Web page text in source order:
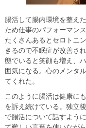
腸活して腸内環境を整え
ため仕事のパフォーマン
たくさんあるとセロトニ
きるので不眠症が改善さ
態でいると笑顔も増え、
囲気になる。心のメンタ
てくれた。
このように腸活は健康に
を訴え続けている。独立
で腸活について話すよう